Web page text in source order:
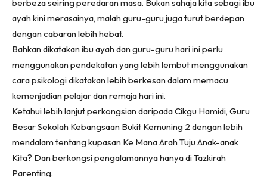
berbeza seiring peredaran masa. Bukan sahaja kita sebagi ibu
ayah kini merasainya, malah guru-guru juga turut berdepan
dengan cabaran lebih hebat.
Bahkan dikatakan ibu ayah dan guru-guru hari ini perlu
menggunakan pendekatan yang lebih lembut menggunakan
cara psikologi dikatakan lebih berkesan dalam memacu
kemenjadian pelajar dan remaja hari ini.
Ketahui lebih lanjut perkongsian daripada Cikgu Hamidi, Guru
Besar Sekolah Kebangsaan Bukit Kemuning 2 dengan lebih
mendalam tentang kupasan Ke Mana Arah Tuju Anak-anak
Kita? Dan berkongsi pengalamannya hanya di Tazkirah
Parenting.